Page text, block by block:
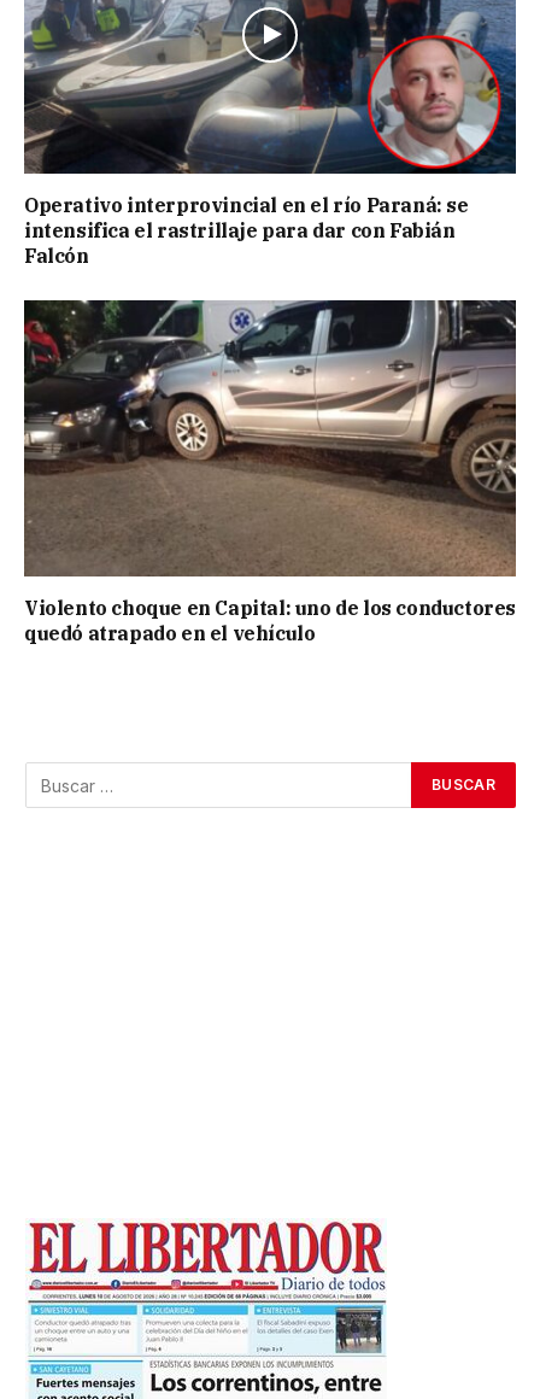
Operativo interprovincial en el río Paraná: se
intensifica el rastrillaje para dar con Fabián
Falcón
Violento choque en Capital: uno de los conductores
quedó atrapado en el vehículo